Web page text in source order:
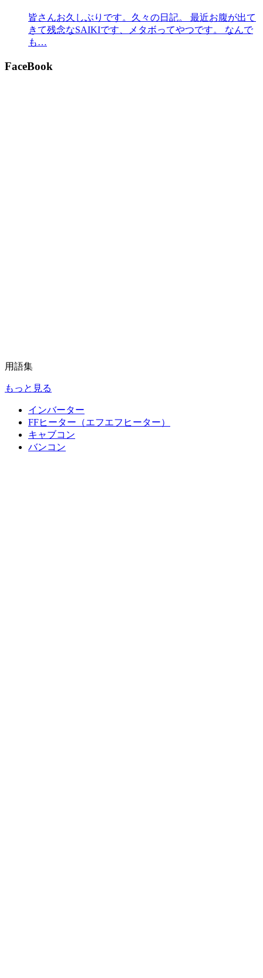
皆さんお久しぶりです。久々の日記。 最近お腹が出て
きて残念なSAIKIです、メタボってやつです。 なんで
も…
FaceBook
用語集
もっと見る
インバーター
FFヒーター（エフエフヒーター）
キャブコン
バンコン